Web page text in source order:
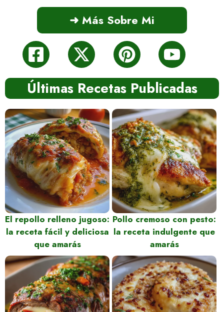
➜ Más Sobre Mi
Últimas Recetas Publicadas
El repollo relleno jugoso:
la receta fácil y deliciosa
que amarás
Pollo cremoso con pesto:
la receta indulgente que
amarás